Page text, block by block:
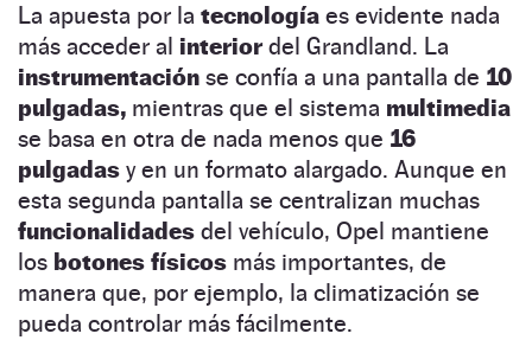
La apuesta por la tecnología es evidente nada
más acceder al interiordel Grandland. La
instrumentación se confía a una pantalla de 10
pulgadas, mientras que el sistema multimedia
se basa en otra de nada menos que 16
pulgadas y en un formato alargado. Aunque en
esta segunda pantalla se centralizan muchas
funcionalidades del vehículo, Opel mantiene
los botones físicos más importantes, de
manera que, por ejemplo, la climatización se
pueda controlar más fácilmente.